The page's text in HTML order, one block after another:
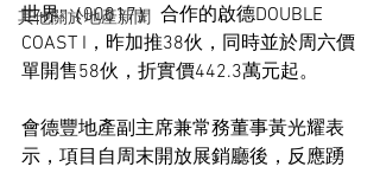
其他關於地產新聞
世界 （00017） 合作的啟德DOUBLE
COAST I，昨加推38伙，同時並於周六價
單開售58伙，折實價442.3萬元起。
會德豐地產副主席兼常務董事黃光耀表
示，項目自周末開放展銷廳後，反應踴